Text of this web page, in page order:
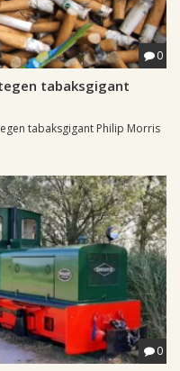
0
tabaksgigant
tabaksgigant Philip Morris
0